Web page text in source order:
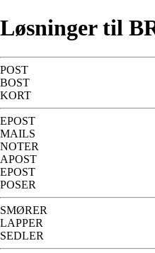
Løsninger til
POST
BOST
KORT
EPOST
MAILS
NOTER
APOST
EPOST
POSER
SMØRER
LAPPER
SEDLER